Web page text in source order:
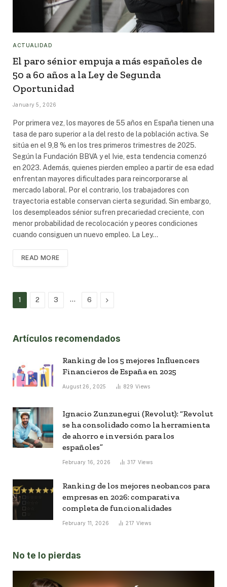
ACTUALIDAD
El paro sénior empuja a más españoles de
50 a 60 años a la Ley de Segunda
Oportunidad
January 5, 2026
Por primera vez, los mayores de 55 años en España tienen una
tasa de paro superior a la del resto de la población activa. Se
sitúa en el 9,8 % en los tres primeros trimestres de 2025.
Según la Fundación BBVA y el Ivie, esta tendencia comenzó
en 2023. Además, quienes pierden empleo a partir de esa edad
enfrentan mayores dificultades para reincorporarse al
mercado laboral. Por el contrario, los trabajadores con
trayectoria estable conservan cierta seguridad. Sin embargo,
los desempleados sénior sufren precariedad creciente, con
menor probabilidad de recolocación y peores condiciones
cuando consiguen un nuevo empleo. La Ley…
READ MORE
1 2 3 … 6 Next
Artículos recomendados
Ranking de los 5 mejores Influencers
Financieros de España en 2025
August 26, 2025 829Views
Ignacio Zunzunegui (Revolut): “Revolut
se ha consolidado como la herramienta
de ahorro e inversión para los
españoles”
February 16, 2026 317 Views
Ranking de los mejores neobancos para
empresas en 2026: comparativa
completa de funcionalidades
February 11, 2026 217 Views
No te lo pierdas